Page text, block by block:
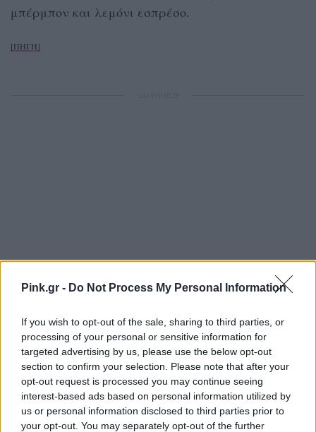
Pink.gr - Do Not Process My Personal Information
If you wish to opt-out of the sale, sharing to third parties, or
processing of your personal or sensitive information for
targeted advertising by us, please use the below opt-out
section to confirm your selection. Please note that after your
opt-out request is processed you may continue seeing
interest-based ads based on personal information utilized by
us or personal information disclosed to third parties prior to
your opt-out. You may separately opt-out of the further
μπέρμπον και λεμόνι εσπρέσο.
[ΠΗΓΗ]